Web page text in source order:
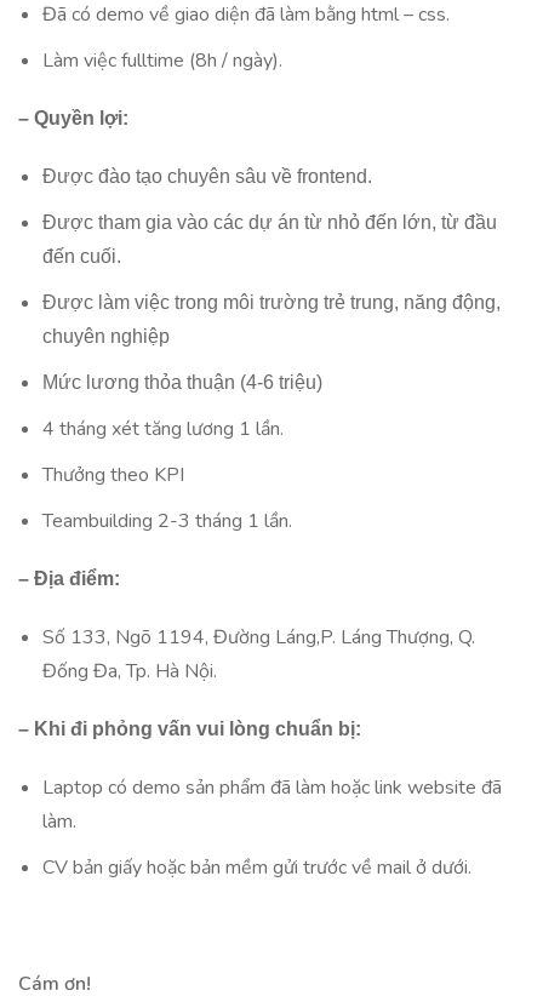
Đã có demo về giao diện đã làm bằng html – css.
Làm việc fulltime (8h / ngày).
– Quyền lợi:
Được đào tạo chuyên sâu về frontend.
Được tham gia vào các dự án từ nhỏ đến lớn, từ đầu
đến cuối.
Được làm việc trong môi trường trẻ trung, năng động,
chuyên nghiệp
Mức lương thỏa thuận (4-6 triệu)
4 tháng xét tăng lương 1 lần.
Thưởng theo KPI
Teambuilding 2-3 tháng 1 lần.
– Địa điểm:
Số 133, Ngõ 1194, Đường Láng,P. Láng Thượng, Q.
Đống Đa, Tp. Hà Nội.
– Khi đi phỏng vấn vui lòng chuẩn bị:
Laptop có demo sản phẩm đã làm hoặc link website đã
làm.
CV bản giấy hoặc bản mềm gửi trước về mail ở dưới.
Cám ơn!